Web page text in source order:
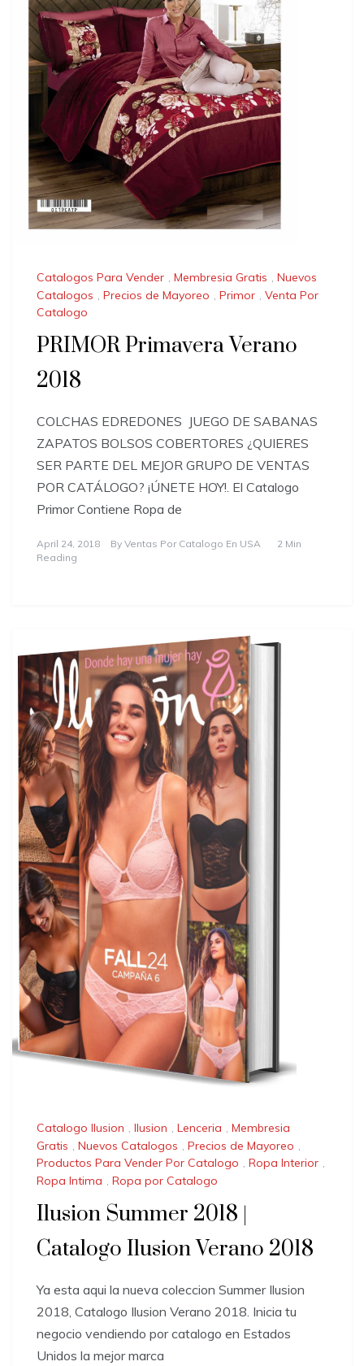
Catalogos Para Vender , Membresia Gratis , Nuevos
Catalogos , Precios de Mayoreo , Primor , Venta Por
Catalogo
PRIMOR Primavera Verano
2018
COLCHAS EDREDONES JUEGO DE SABANAS
ZAPATOS BOLSOS COBERTORES ¿QUIERES
SER PARTE DEL MEJOR GRUPO DE VENTAS
POR CATÁLOGO? ¡ÚNETE HOY!. El Catalogo
Primor Contiene Ropa de
April 24, 2018 By Ventas Por Catalogo En USA
2 Min
Reading
Catalogo Ilusion , Ilusion , Lenceria , Membresia
Gratis , Nuevos Catalogos , Precios de Mayoreo ,
Productos Para Vender Por Catalogo , Ropa Interior ,
Ropa Intima , Ropa por Catalogo
Ilusion Summer 2018 |
Catalogo Ilusion Verano 2018
Ya esta aqui la nueva coleccion Summer Ilusion
2018, Catalogo Ilusion Verano 2018. Inicia tu
negocio vendiendo por catalogo en Estados
Unidos la mejor marca